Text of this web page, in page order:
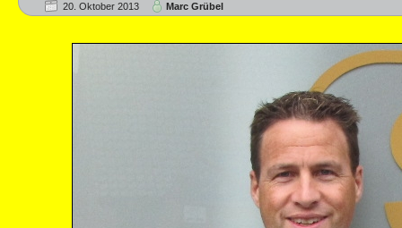
20. Oktober 2013 Marc Grübel